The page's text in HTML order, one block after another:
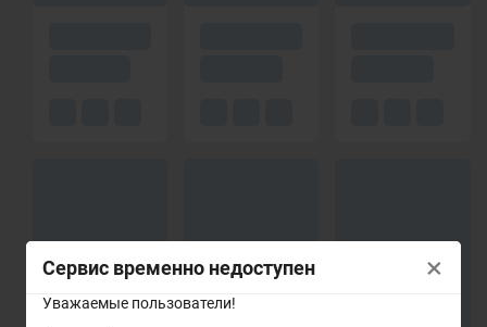
Сервис временно недоступен
Уважаемые пользователи!
×